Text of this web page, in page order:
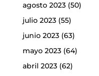
agosto 2023(50)
julio 2023(55)
junio 2023(63)
mayo 2023(64)
abril 2023(62)